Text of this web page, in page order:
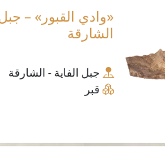
«وادي القبور» – جبل
الشارقة
جبل الفاية - الشارقة
قبر